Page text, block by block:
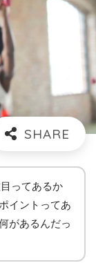
ってあるか
イントってあ
があるんだっ